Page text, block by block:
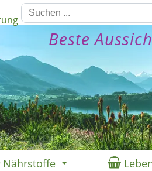
Beste
Nährstoffe